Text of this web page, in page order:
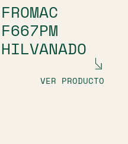
FROMAC
F667PM
HILVANADO
VER PRODUCTO